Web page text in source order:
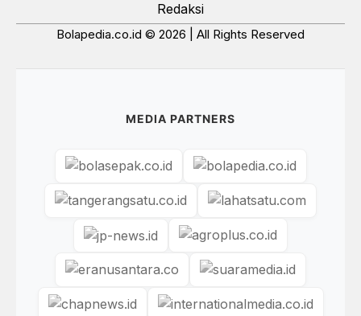
Redaksi
Bolapedia.co.id © 2026 | All Rights Reserved
MEDIA PARTNERS